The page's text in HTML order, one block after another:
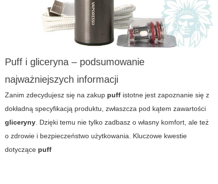
Puff i gliceryna – podsumowanie
najważniejszych informacji
Zanim zdecydujesz się na zakup puff istotne jest zapoznanie się z
dokładną specyfikacją produktu, zwłaszcza pod kątem zawartości
gliceryny. Dzięki temu nie tylko zadbasz o własny komfort, ale też
o zdrowie i bezpieczeństwo użytkowania. Kluczowe kwestie
dotyczące puff